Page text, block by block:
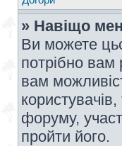
» Навіщо
Ви можете
потрібно вам
вам
форуму,
пройти його.